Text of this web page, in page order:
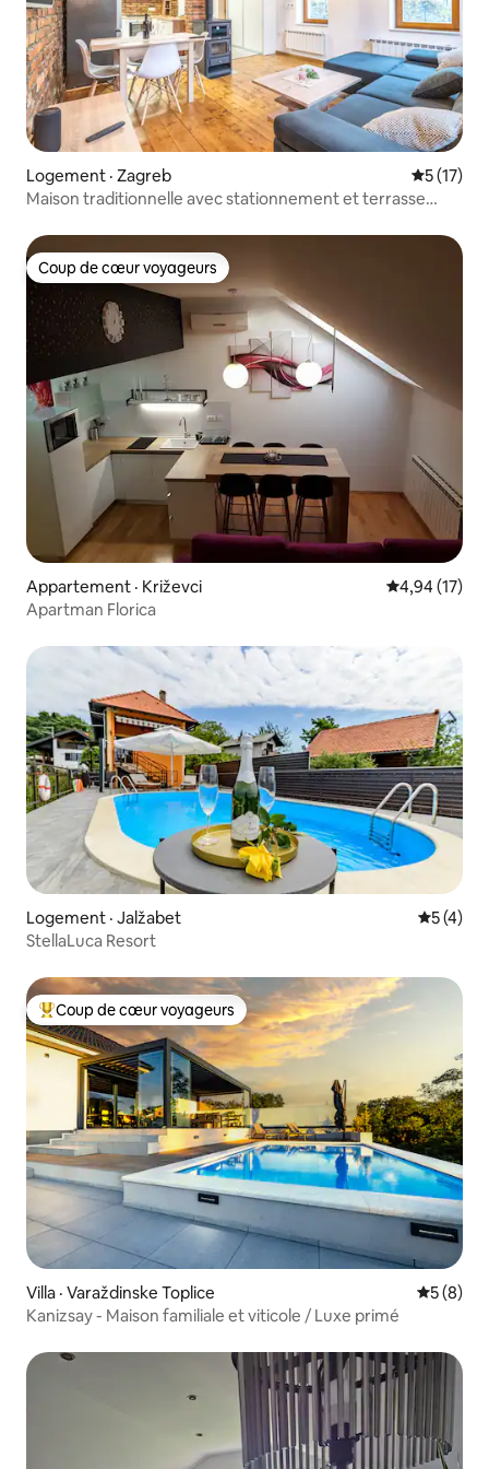
Logement · Zagreb Note
5 (17)
Maison traditionnelle avec stationnement et terrasse
Coup de cœur voyageurs
Coup de cœur voyageurs
Appartement · Križevci Note
4,94 (17)
Apartman Florica
Logement · Jalžabet Note
5 (4)
StellaLuca Resort
Coup de cœur voyageurs parmi les plus aimés
Coup de cœur voyageurs
Villa · Varaždinske Toplice Note
5 (8)
Kanizsay - Maison familiale et viticole / Luxe primé